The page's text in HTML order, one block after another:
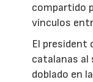
compartido
vínculos
El president
catalanas al
doblado en